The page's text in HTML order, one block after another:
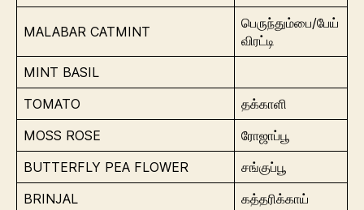
MALABAR CATMINT
பெருந்தும்பை/பேய்
விரட்டி
MINT BASIL
TOMATO
தக்காளி
MOSS ROSE
ரோஜாப்பூ
BUTTERFLY PEA FLOWER
சங்குப்பூ
BRINJAL
கத்தரிக்காய்